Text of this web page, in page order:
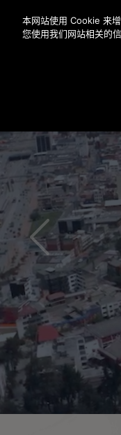
按 Enter 鍵跳至主要內
本网站使用 Cookie 来
您使用我们网站相关的